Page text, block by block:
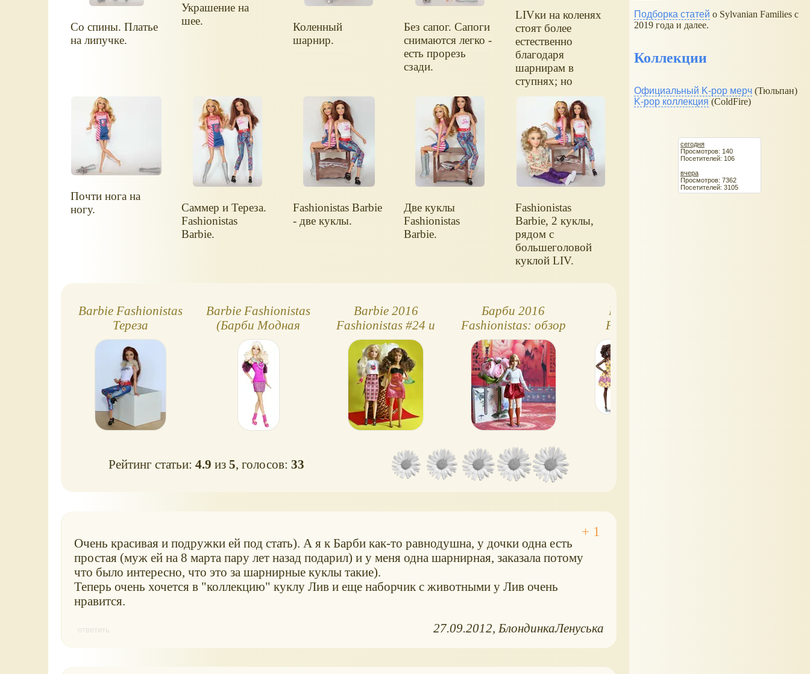
Со спины. Платье
на липучке.
Украшение на
шее.
Коленный
шарнир.
Без сапог. Сапоги
снимаются легко -
есть прорезь
сзади.
LIVки на коленях
стоят более
естественно
благодаря
шарнирам в
ступнях; но
фэшионистки
тоже могут так
стоять. :-)
Почти нога на
ногу.
Саммер и Тереза.
Fashionistas
Barbie.
Fashionistas Barbie
- две куклы.
Две куклы
Fashionistas
Barbie.
Fashionistas
Barbie, 2 куклы,
рядом с
большеголовой
куклой LIV.
Barbie Fashionistas
Тереза
Barbie Fashionistas
(Барби Модная
штучка)
Barbie 2016
Fashionistas #24 и
#31, миниатюрные
куклы
Барби 2016
Fashionistas: обзор
куклы Love That
Lace
(миниатюрная)
Barbie 2016
Fashionistas:
полный список с
номерами и
картинками
Рейтинг статьи:4.9 из5, голосов:33
Очень красивая и подружки ей под стать). А я к Барби как-то равнодушна, у дочки одна есть
простая (муж ей на 8 марта пару лет назад подарил) и у меня одна шарнирная, заказала потому
что было интересно, что это за шарнирные куклы такие).
Теперь очень хочется в "коллекцию" куклу Лив и еще наборчик с животными у Лив очень
нравится.
ответить 27.09.2012 БлондинкаЛенуська
Подборка статей о Sylvanian Families с
2019 года и далее.
Коллекции
Официальный K-pop мерч (Тюльпан)
K-pop коллекция (ColdFire)
сегодня
Просмотров: 140
Посетителей: 106
вчера
Просмотров: 7362
Посетителей: 3105